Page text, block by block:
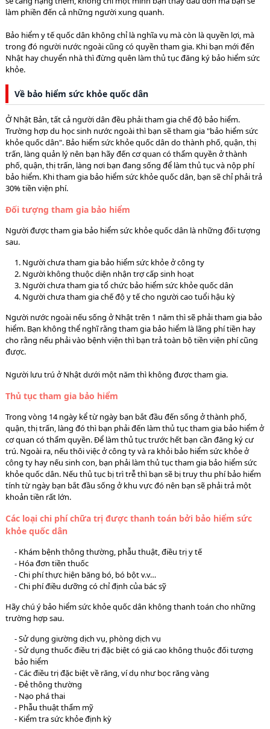
làm phiền đến cả những người xung quanh.
Bảo hiểm y tế quốc dân không chỉ là nghĩa vụ mà còn là quyền lợi, mà
trong đó người nước ngoài cũng có quyền tham gia. Khi bạn mới đến
Nhật hay chuyển nhà thì đừng quên làm thủ tục đăng ký bảo hiểm sức
khỏe.
Về bảo hiểm sức khỏe quốc dân
Ở Nhật Bản, tất cả người dân đều phải tham gia chế độ bảo hiểm.
Trường hợp du học sinh nước ngoài thì bạn sẽ tham gia "bảo hiểm sức
khỏe quốc dân". Bảo hiểm sức khỏe quốc dân do thành phố, quận, thị
trấn, làng quản lý nên bạn hãy đến cơ quan có thẩm quyền ở thành
phố, quận, thị trấn, làng nơi bạn đang sống để làm thủ tục và nộp phí
bảo hiểm. Khi tham gia bảo hiểm sức khỏe quốc dân, bạn sẽ chỉ phải trả
30% tiền viện phí.
Đối tượng tham gia bảo hiểm
Người được tham gia bảo hiểm sức khỏe quốc dân là những đối tượng
sau.
1. Người chưa tham gia bảo hiểm sức khỏe ở công ty
2. Người không thuộc diện nhận trợ cấp sinh hoạt
3. Người chưa tham gia tổ chức bảo hiểm sức khỏe quốc dân
4. Người chưa tham gia chế độ y tế cho người cao tuổi hậu kỳ
Người nước ngoài nếu sống ở Nhật trên 1 năm thì sẽ phải tham gia bảo
hiểm. Bạn không thể nghĩ rằng tham gia bảo hiểm là lãng phí tiền hay
cho rằng nếu phải vào bệnh viện thì bạn trả toàn bộ tiền viện phí cũng
được.
Người lưu trú ở Nhật dưới một năm thì không được tham gia.
Thủ tục tham gia bảo hiểm
Trong vòng 14 ngày kể từ ngày bạn bắt đầu đến sống ở thành phố,
quận, thị trấn, làng đó thì bạn phải đến làm thủ tục tham gia bảo hiểm ở
cơ quan có thẩm quyền. Để làm thủ tục trước hết bạn cần đăng ký cư
trú. Ngoài ra, nếu thôi việc ở công ty và ra khỏi bảo hiểm sức khỏe ở
công ty hay nếu sinh con, bạn phải làm thủ tục tham gia bảo hiểm sức
khỏe quốc dân. Nếu thủ tục bị trì trễ thì bạn sẽ bị truy thu phí bảo hiểm
tính từ ngày bạn bắt đầu sống ở khu vực đó nên bạn sẽ phải trả một
khoản tiền rất lớn.
Các loại chi phí chữa trị được thanh toán bởi bảo hiểm sức
khỏe quốc dân
- Khám bệnh thông thường, phẫu thuật, điều trị y tế
- Hóa đơn tiền thuốc
- Chi phí thực hiện băng bó, bó bột v.v…
- Chi phí điều dưỡng có chỉ định của bác sỹ
Hãy chú ý bảo hiểm sức khỏe quốc dân không thanh toán cho những
trường hợp sau.
- Sử dụng giường dịch vụ, phòng dịch vụ
- Sử dụng thuốc điều trị đặc biệt có giá cao không thuộc đối tượng
bảo hiểm
- Các điều trị đặc biệt về răng, ví dụ như bọc răng vàng
- Đẻ thông thường
- Nạo phá thai
- Phẫu thuật thẩm mỹ
- Kiểm tra sức khỏe định kỳ